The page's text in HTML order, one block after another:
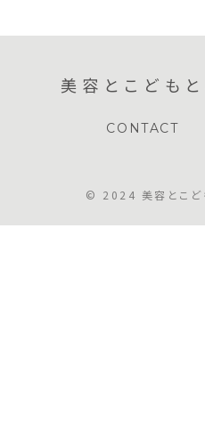
美容とこども
CONTACT
© 2024 美容とこど